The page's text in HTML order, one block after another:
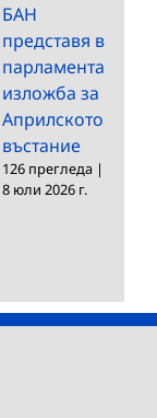
БАН
представя в
парламента
изложба за
Априлското
въстание
126 прегледа |
8 юли 2026 г.